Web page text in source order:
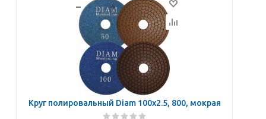
В корзину
Круг полировальный Diam 100х2.5, 800, мокрая